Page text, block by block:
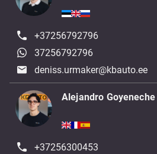
+37256792796
37256792796
deniss.urmaker@kbauto.ee
Alejandro Goyeneche
+37256300453